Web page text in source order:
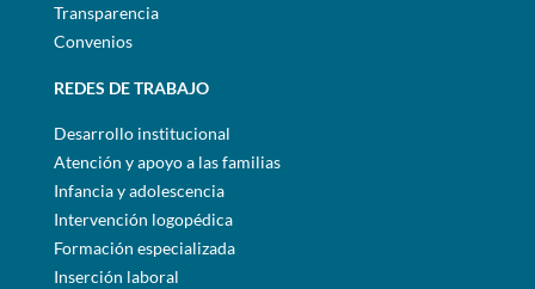
Transparencia
Convenios
REDES DE TRABAJO
Desarrollo institucional
Atención y apoyo a las familias
Infancia y adolescencia
Intervención logopédica
Formación especializada
Inserción laboral